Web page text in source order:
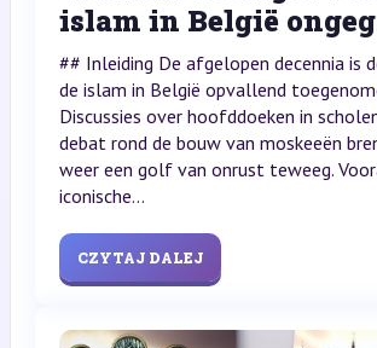
islam in België
## Inleiding De afgelopen decennia is
de islam in België opvallend
Discussies over hoofddoeken in
debat rond de bouw van moskeeën
weer een golf van onrust teweeg.
iconische...
CZYTAJ DALEJ